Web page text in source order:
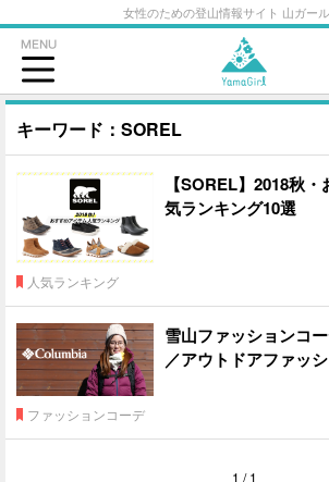
女性のための登山情報サイト 山ガー
キーワード：SOREL
【SOREL】2018秋
気ランキング10選
人気ランキング
雪山ファッションコ
／アウトドアファッ
ファッションコーデ
1 / 1